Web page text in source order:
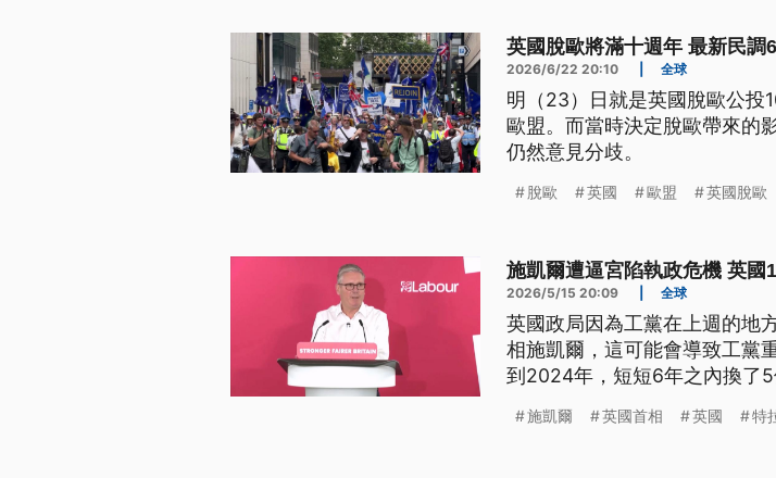
英國脫歐將滿十週年 最新民調
2026/6/22 20:10 全球
明（23）日就是英國脫歐公投
歐盟。而當時決定脫歐帶來的
仍然意見分歧。
脫歐 英國 歐盟 英國脫歐
施凱爾遭逼宮陷執政危機 英國
2026/5/15 20:09 全球
英國政局因為工黨在上週的地
相施凱爾，這可能會導致工黨
到2024年，短短6年之內換了5
施凱爾 英國首相 英國 特